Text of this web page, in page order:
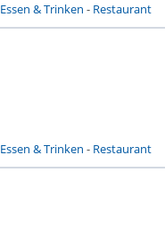
Essen & Trinken - Restaurant
Essen & Trinken - Restaurant